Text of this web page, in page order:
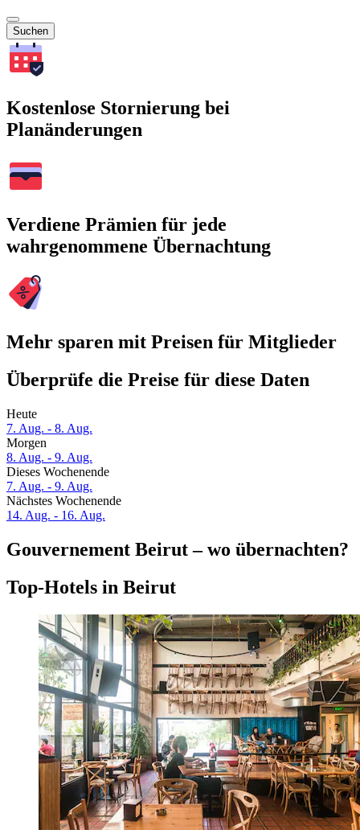
Suchen
Kostenlose Stornierung bei
Planänderungen
Verdiene Prämien für jede
wahrgenommene Übernachtung
Mehr sparen mit Preisen für Mitglieder
Überprüfe die Preise für diese Daten
Heute
7. Aug. - 8. Aug.
Morgen
8. Aug. - 9. Aug.
Dieses Wochenende
7. Aug. - 9. Aug.
Nächstes Wochenende
14. Aug. - 16. Aug.
Gouvernement Beirut – wo übernachten?
Top-Hotels in Beirut